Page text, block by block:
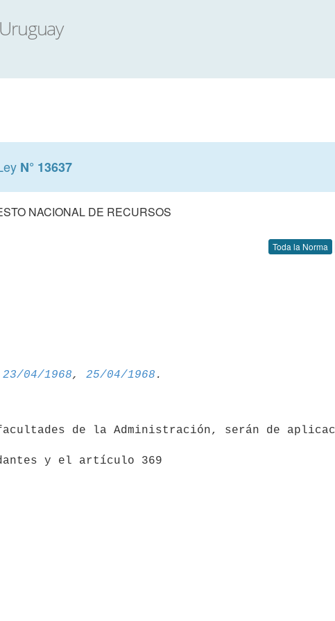
N° 13637
NACIONAL DE RECURSOS
Toda la Norma
23/04/1968, 25/04/1968
de la Administración, serán de
y el artículo 369